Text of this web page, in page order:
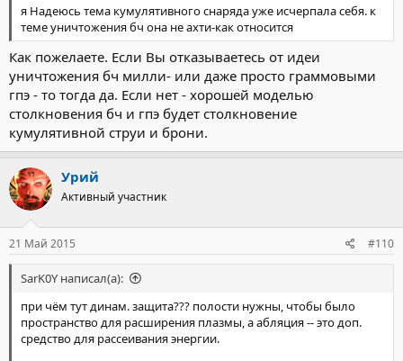
я Надеюсь тема кумулятивного снаряда уже исчерпала себя. к
теме уничтожения бч она не ахти-как относится
Как пожелаете. Если Вы отказываетесь от идеи
уничтожения бч милли- или даже просто граммовыми
гпэ - то тогда да. Если нет - хорошей моделью
столкновения бч и гпэ будет столкновение
кумулятивной струи и брони.
Урий
Активный участник
21 Май 2015 #110
SarK0Y написал(а):
при чём тут динам. защита??? полости нужны, чтобы было
пространство для расширения плазмы, а абляция -- это доп.
средство для рассеивания энергии.